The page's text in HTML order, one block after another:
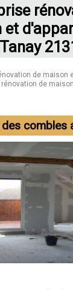
et
Tanay
de maison
rénovation de
des combles